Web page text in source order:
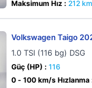
Maksimum Hız : 212
Volkswagen Taigo
1.0 TSI (116 bg) DSG
Güç (HP) : 116
0 - 100 km/s Hızlanma